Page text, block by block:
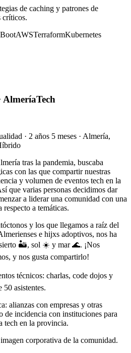
de caching y patrones de
críticos.
AWSTerraformKubernetes
AlmeríaTech
· 2 años 5 meses · Almería,
tras la pandemia, buscaba
con las que compartir nuestras
y volumen de eventos tech en la
que varias personas decidimos dar
a liderar una comunidad con una
a temáticas.
y los que llegamos a raíz del
e hijxs adoptivos, nos ha
🏜️, sol ☀️ y mar 🌊. ¡Nos
y nos gusta compartirlo!
técnicos: charlas, code dojos y
50 asistentes.
alianzas con empresas y otras
de incidencia con instituciones para
tech en la provincia.
corporativa de la comunidad.